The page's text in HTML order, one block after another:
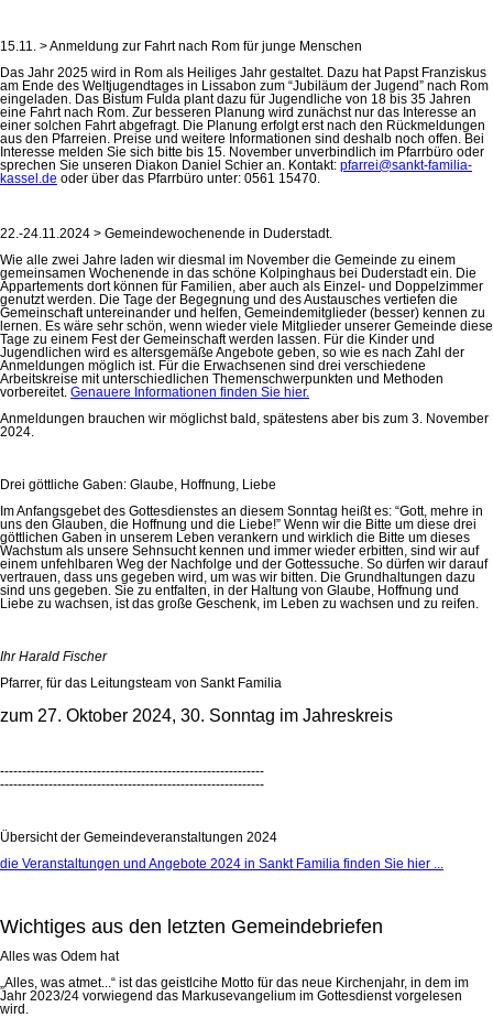
15.11. > Anmeldung zur Fahrt nach Rom für junge Menschen
Das Jahr 2025 wird in Rom als Heiliges Jahr gestaltet. Dazu hat Papst Franziskus
am Ende des Weltjugendtages in Lissabon zum “Jubiläum der Jugend” nach Rom
eingeladen. Das Bistum Fulda plant dazu für Jugendliche von 18 bis 35 Jahren
eine Fahrt nach Rom. Zur besseren Planung wird zunächst nur das Interesse an
einer solchen Fahrt abgefragt. Die Planung erfolgt erst nach den Rückmeldungen
aus den Pfarreien. Preise und weitere Informationen sind deshalb noch offen. Bei
Interesse melden Sie sich bitte bis 15. November unverbindlich im Pfarrbüro oder
sprechen Sie unseren Diakon Daniel Schier an. Kontakt: pfarrei@sankt-familia-
kassel.de oder über das Pfarrbüro unter: 0561 15470.
22.-24.11.2024 > Gemeindewochenende in Duderstadt.
Wie alle zwei Jahre laden wir diesmal im November die Gemeinde zu einem
gemeinsamen Wochenende in das schöne Kolpinghaus bei Duderstadt ein. Die
Appartements dort können für Familien, aber auch als Einzel- und Doppelzimmer
genutzt werden. Die Tage der Begegnung und des Austausches vertiefen die
Gemeinschaft untereinander und helfen, Gemeindemitglieder (besser) kennen zu
lernen. Es wäre sehr schön, wenn wieder viele Mitglieder unserer Gemeinde diese
Tage zu einem Fest der Gemeinschaft werden lassen. Für die Kinder und
Jugendlichen wird es altersgemäße Angebote geben, so wie es nach Zahl der
Anmeldungen möglich ist. Für die Erwachsenen sind drei verschiedene
Arbeitskreise mit unterschiedlichen Themenschwerpunkten und Methoden
vorbereitet. Genauere Informationen finden Sie hier.
Anmeldungen brauchen wir möglichst bald, spätestens aber bis zum 3. November
2024.
Drei göttliche Gaben: Glaube, Hoffnung, Liebe
Im Anfangsgebet des Gottesdienstes an diesem Sonntag heißt es: “Gott, mehre in
uns den Glauben, die Hoffnung und die Liebe!” Wenn wir die Bitte um diese drei
göttlichen Gaben in unserem Leben verankern und wirklich die Bitte um dieses
Wachstum als unsere Sehnsucht kennen und immer wieder erbitten, sind wir auf
einem unfehlbaren Weg der Nachfolge und der Gottessuche. So dürfen wir darauf
vertrauen, dass uns gegeben wird, um was wir bitten. Die Grundhaltungen dazu
sind uns gegeben. Sie zu entfalten, in der Haltung von Glaube, Hoffnung und
Liebe zu wachsen, ist das große Geschenk, im Leben zu wachsen und zu reifen.
Ihr Harald Fischer
Pfarrer, für das Leitungsteam von Sankt Familia
zum 27. Oktober 2024, 30. Sonntag im Jahreskreis
------------------------------------------------------------
------------------------------------------------------------
Übersicht der Gemeindeveranstaltungen 2024
die Veranstaltungen und Angebote 2024 in Sankt Familia finden Sie hier ...
Wichtiges aus den letzten Gemeindebriefen
Alles was Odem hat
„Alles, was atmet...“ ist das geistlcihe Motto für das neue Kirchenjahr, in dem im
Jahr 2023/24 vorwiegend das Markusevangelium im Gottesdienst vorgelesen
wird.